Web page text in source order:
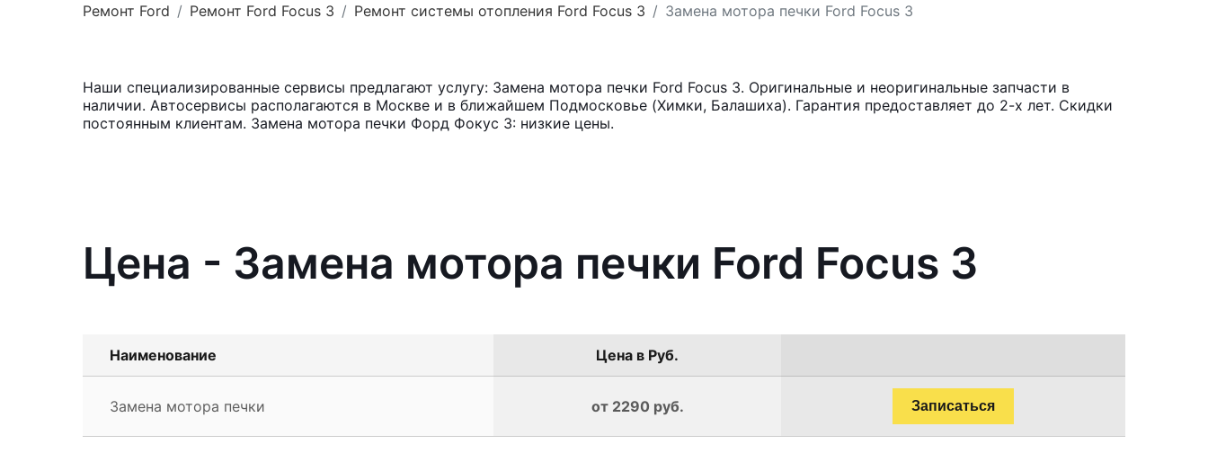
Ремонт Ford Ремонт Ford Focus 3 Ремонт системы отопления Ford Focus 3 Замена мотора печки Ford Focus 3
Наши специализированные сервисы предлагают услугу: Замена мотора печки Ford Focus 3. Оригинальные и неоригинальные запчасти в
наличии. Автосервисы располагаются в Москве и в ближайшем Подмосковье (Химки, Балашиха). Гарантия предоставляет до 2-х лет. Скидки
постоянным клиентам. Замена мотора печки Форд Фокус 3: низкие цены.
Цена - Замена мотора печки Ford Focus 3
Наименование Цена в Руб.
Замена мотора печки от 2290 руб. Записаться